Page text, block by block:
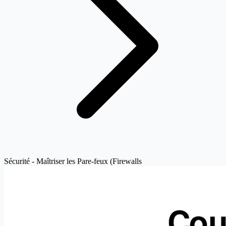
Sécurité - Maîtriser les Pare-feux (Firewalls